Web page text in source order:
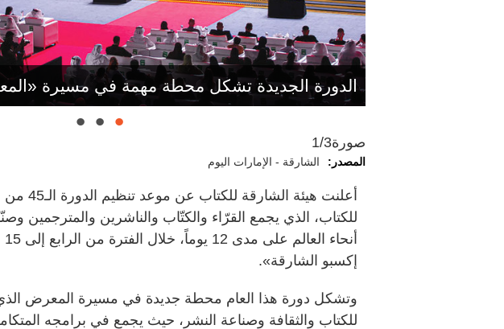
الدورة الجديدة تشكل محطة مهمة في مسيرة
بدور القاسمي: «المعرض» يتيح للثقافات أن تقدم أدبها
وتجاربها المختلفة.
أحمد العامري: «المعرض» يمنح الفاعلين في صناعة
للتواصل والعمل والتعاون.
صورة1/3
المصدر: الشارقة - الإمارات اليوم
أعلنت
للكتاب، الذي يجمع القرّاء والكتّاب والناشرين والمترجمين
إكسبو الشارقة».
وتشكل دورة هذا العام محطة جديدة في مسيرة المعرض
للكتاب والثقافة وصناعة النشر، حيث يجمع في برامجه